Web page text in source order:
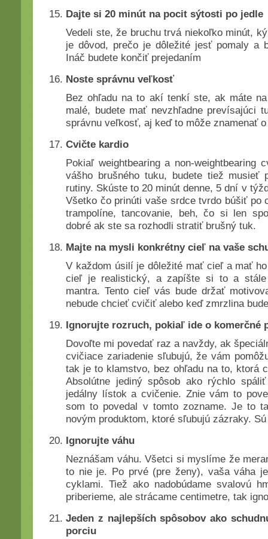
Dajte si 20 minút na pocit sýtosti po jedle
Vedeli ste, že bruchu trvá niekoľko minút,
je dôvod, prečo je dôležité jesť pomaly a
Ináč budete končiť prejedaním
Noste správnu veľkosť
Bez ohľadu na to akí tenkí ste, ak máte
malé, budete mať nevzhľadne prevísajúci
správnu veľkosť, aj keď to môže znamenať
Cvičte kardio
Pokiaľ weightbearing a non-weightbearing
vášho brušného tuku, budete tiež
rutiny. Skúste to 20 minút denne, 5 dní v
Všetko čo prinúti vaše srdce tvrdo búšiť po
trampolíne, tancovanie, beh, čo si len
dobré ak ste sa rozhodli stratiť brušný tuk.
Majte na mysli konkrétny cieľ na vaše
V každom úsilí je dôležité mať cieľ a mať
cieľ je realistický, a zapíšte si to a
mantra. Tento cieľ vás bude držať
nebude chcieť cvičiť alebo keď zmrzlina
Ignorujte rozruch, pokiaľ ide o komerčné
Dovoľte mi povedať raz a navždy, ak
cvičiace zariadenie sľubujú, že vám
tak je to klamstvo, bez ohľadu na to, ktorá
Absolútne jediný spôsob ako rýchlo
jedálny lístok a cvičenie. Znie vám to
som to povedal v tomto zozname. Je to
novým produktom, ktoré sľubujú zázraky.
Ignorujte váhu
Neznášam váhu. Všetci si myslíme že
to nie je. Po prvé (pre ženy), vaša váha
cyklami. Tiež ako nadobúdame svalovú
priberieme, ale strácame centimetre, tak
Jeden z najlepších spôsobov ako
porciu